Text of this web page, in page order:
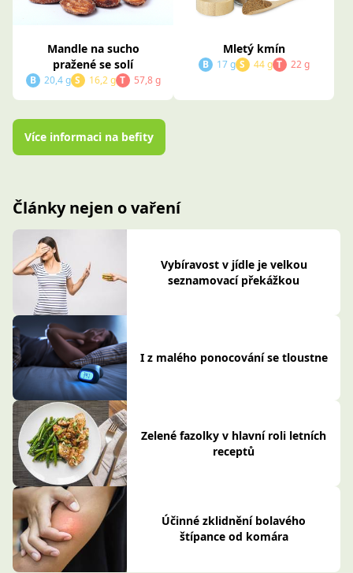
Mandle na sucho
pražené se solí
B 20,4 g S 16,2 g T 57,8 g
Mletý kmín
B 17 g S 44 g T 22 g
Více informaci na befity
Články nejen o vaření
Vybíravost v jídle je velkou
seznamovací překážkou
I z malého ponocování se tloustne
Zelené fazolky v hlavní roli letních
receptů
Účinné zklidnění bolavého
štípance od komára